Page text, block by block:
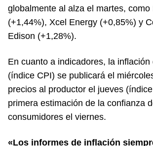
globalmente al alza el martes, como
(+1,44%), Xcel Energy (+0,85%) y
Edison (+1,28%).
En cuanto a indicadores, la inflación
(índice CPI) se publicará el
precios al productor el jueves
primera estimación de la confianza
consumidores el viernes.
«Los informes de inflación